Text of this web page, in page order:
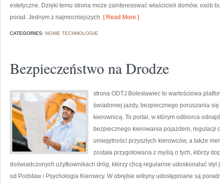
estetyczne. Dzięki temu strona może zainteresować właścicieli domów, osób
porad. Jednym z najmocniejszych [ Read More ]
CATEGORIES: NOWE TECHNOLOGIE
Bezpieczeństwo na Drodze
strona ODTJ Bolesławiec to wartościowa
świadomej jazdy, bezpiecznego poruszania
kierownicą. To portal, w którym odbiorca
bezpiecznego kierowania pojazdem, regulacji
umiejętności przyszłych kierowców, a także
została przygotowana z myślą o tych, którzy
doświadczonych użytkownikach dróg, którzy chcą regularnie udoskonalać styl
od Podstaw i Psychologia Kierowcy. W obrębie witryny udostępniane są